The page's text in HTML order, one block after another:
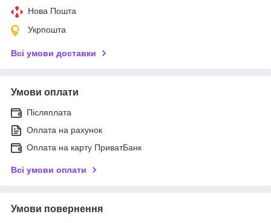
Нова Пошта
Укрпошта
Всі умови доставки
Умови оплати
Післяплата
Оплата на рахунок
Оплата на карту ПриватБанк
Всі умови оплати
Умови повернення